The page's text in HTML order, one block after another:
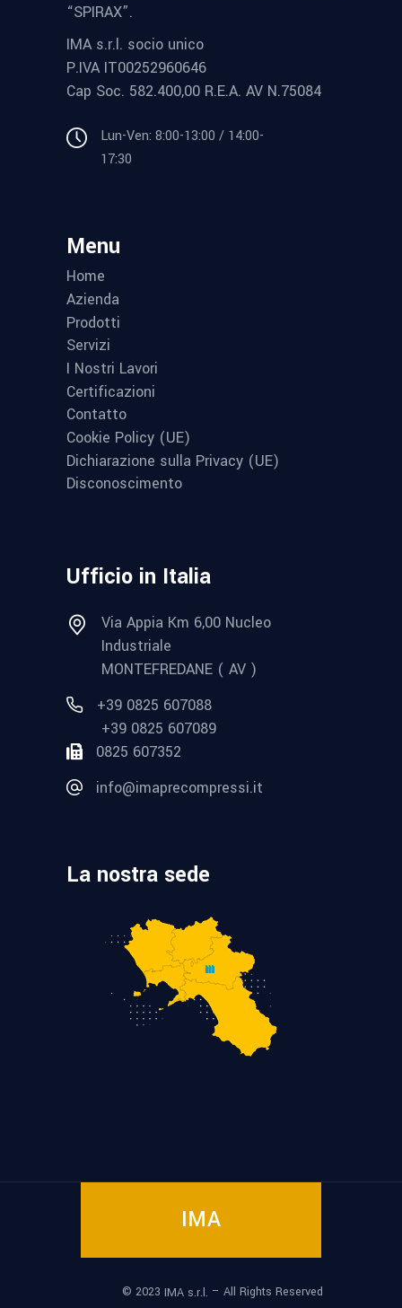
“SPIRAX”.
IMA s.r.l. socio unico
P.IVA IT00252960646
Cap Soc. 582.400,00 R.E.A. AV N.75084
Lun-Ven: 8:00-13:00 / 14:00-
17:30
Menu
Home
Azienda
Prodotti
Servizi
I Nostri Lavori
Certificazioni
Contatto
Cookie Policy (UE)
Dichiarazione sulla Privacy (UE)
Disconoscimento
Ufficio in Italia
Via Appia Km 6,00 Nucleo
Industriale
MONTEFREDANE ( AV )
+39 0825 607088
+39 0825 607089
0825 607352
info@imaprecompressi.it
La nostra sede
IMA
© 2023 IMA s.r.l. – All Rights Reserved